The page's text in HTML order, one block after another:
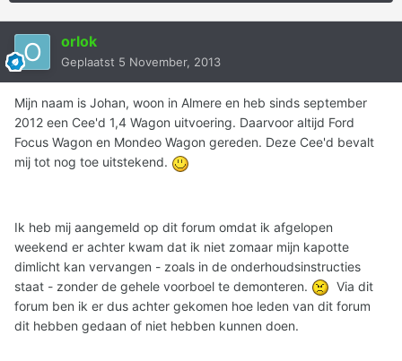
orlok
Geplaatst 5 November, 2013
Mijn naam is Johan, woon in Almere en heb sinds september
2012 een Cee'd 1,4 Wagon uitvoering. Daarvoor altijd Ford
Focus Wagon en Mondeo Wagon gereden. Deze Cee'd bevalt
mij tot nog toe uitstekend.
Ik heb mij aangemeld op dit forum omdat ik afgelopen
weekend er achter kwam dat ik niet zomaar mijn kapotte
dimlicht kan vervangen - zoals in de onderhoudsinstructies
staat - zonder de gehele voorboel te demonteren.
Via dit
forum ben ik er dus achter gekomen hoe leden van dit forum
dit hebben gedaan of niet hebben kunnen doen.